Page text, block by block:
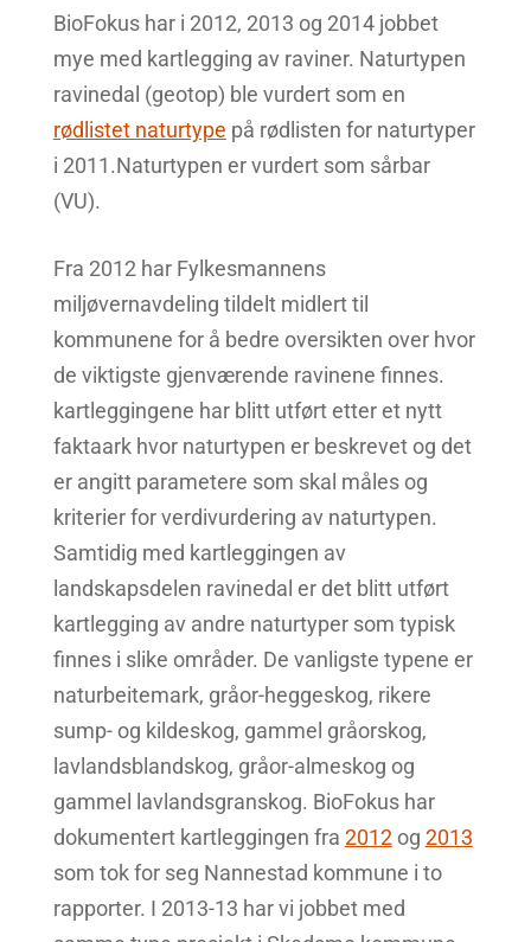
BioFokus har i 2012, 2013 og 2014 jobbet
mye med kartlegging av raviner. Naturtypen
ravinedal (geotop) ble vurdert som en
rødlistet naturtype på rødlisten for naturtyper
i 2011.Naturtypen er vurdert som sårbar
(VU).
Fra 2012 har Fylkesmannens
miljøvernavdeling tildelt midlert til
kommunene for å bedre oversikten over hvor
de viktigste gjenværende ravinene finnes.
kartleggingene har blitt utført etter et nytt
faktaark hvor naturtypen er beskrevet og det
er angitt parametere som skal måles og
kriterier for verdivurdering av naturtypen.
Samtidig med kartleggingen av
landskapsdelen ravinedal er det blitt utført
kartlegging av andre naturtyper som typisk
finnes i slike områder. De vanligste typene er
naturbeitemark, gråor-heggeskog, rikere
sump- og kildeskog, gammel gråorskog,
lavlandsblandskog, gråor-almeskog og
gammel lavlandsgranskog. BioFokus har
dokumentert kartleggingen fra 2012og 2013
som tok for seg Nannestad kommune i to
rapporter. I 2013-13 har vi jobbet med